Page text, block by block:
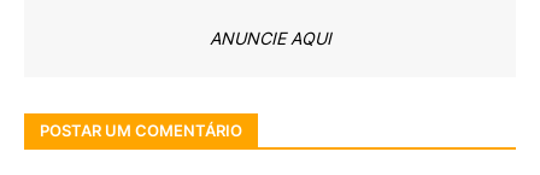
ANUNCIE AQUI
POSTAR UM COMENTÁRIO